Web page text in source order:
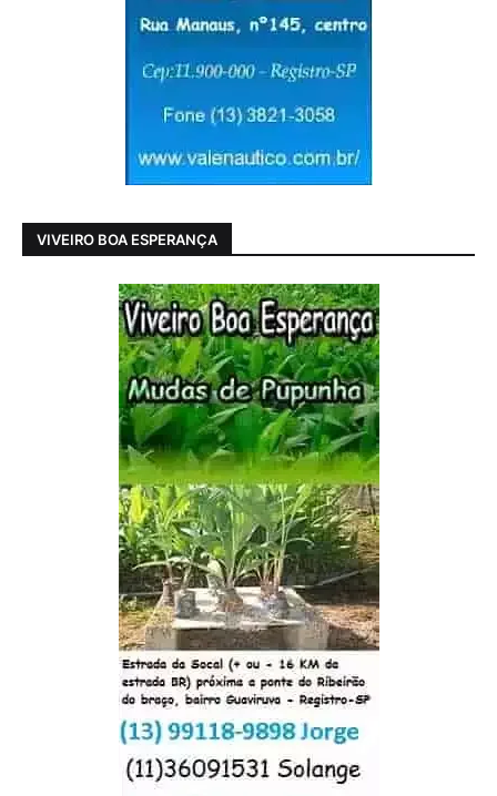
VIVEIRO BOA ESPERANÇA